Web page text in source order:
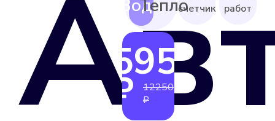
5950
₽
12250
₽
счетчик
работ